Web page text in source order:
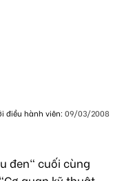
điều hành viên: 09/03/2008
đen" cuối cùng